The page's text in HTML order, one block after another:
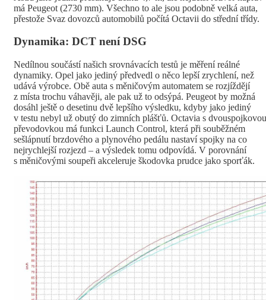
má Peugeot (2730 mm). Všechno to ale jsou podobně velká auta,
přestože Svaz dovozců automobilů počítá Octavii do střední třídy.
Dynamika: DCT není DSG
Nedílnou součástí našich srovnávacích testů je měření reálné
dynamiky. Opel jako jediný předvedl o něco lepší zrychlení, než
udává výrobce. Obě auta s měničovým automatem se rozjíždějí
z místa trochu váhavěji, ale pak už to odsýpá. Peugeot by možná
dosáhl ještě o desetinu dvě lepšího výsledku, kdyby jako jediný
v testu nebyl už obutý do zimních plášťů. Octavia s dvouspojkovou
převodovkou má funkci Launch Control, která při souběžném
sešlápnutí brzdového a plynového pedálu nastaví spojky na co
nejrychlejší rozjezd – a výsledek tomu odpovídá. V porovnání
s měničovými soupeři akceleruje škodovka prudce jako sporťák.